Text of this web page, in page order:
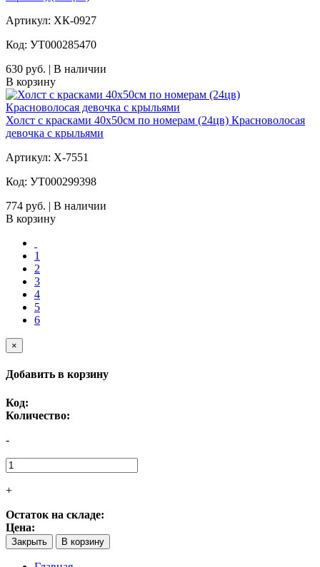
Артикул: ХК-0927
Код: УТ000285470
630 руб. | В наличии
В корзину
Холст с красками 40х50см по номерам (24цв) Красноволосая
девочка с крыльями
Артикул: Х-7551
Код: УТ000299398
774 руб. | В наличии
В корзину
1
2
3
4
5
6
×
Добавить в корзину
Код:
Количество:
-
+
Остаток на складе:
Цена:
Закрыть В корзину